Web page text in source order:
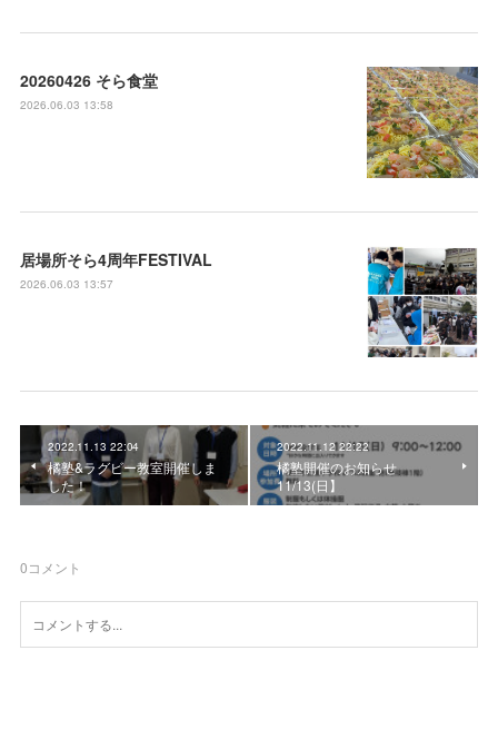
20260426 そら食堂
2026.06.03 13:58
居場所そら4周年FESTIVAL
2026.06.03 13:57
2022.11.13 22:04
橘塾&ラグビー教室開催しま
した！
2022.11.12 22:22
橘塾開催のお知らせ
11/13(日】
0コメント